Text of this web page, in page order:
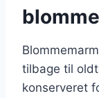
tilbage til
konserveret